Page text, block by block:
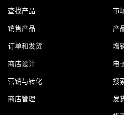
查找产品
销售产品
订单和发货
商店设计
营销与转化
商店管理
市
产
增
电
搜
发